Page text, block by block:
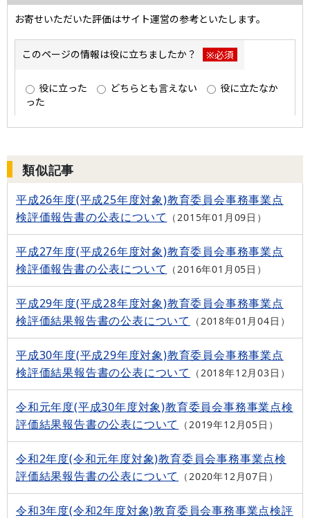
類似記事
平成26年度(平成25年度対象)教育委員会事務事業点
検評価報告書の公表について
2015年01月09日
平成27年度(平成26年度対象)教育委員会事務事業点
検評価報告書の公表について
2016年01月05日
平成29年度(平成28年度対象)教育委員会事務事業点
検評価結果報告書の公表について
2018年01月04日
平成30年度(平成29年度対象)教育委員会事務事業点
検評価結果報告書の公表について
2018年12月03日
令和元年度(平成30年度対象)教育委員会事務事業点検
評価結果報告書の公表について
2019年12月05日
令和2年度(令和元年度対象)教育委員会事務事業点検
評価結果報告書の公表について
2020年12月07日
令和3年度(令和2年度対象)教育委員会事務事業点検評